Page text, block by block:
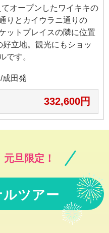
オープンしたワイキキの
りとカイウラニ通りの
ットプレイスの隣に位置
立地。観光にもショッ
です。
成田発
332,600円
元旦限定！
ツアー